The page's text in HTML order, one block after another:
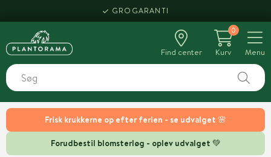
Frisk krukkerne op efter ferien - se udvalget 🌸
Forudbestil blomsterløg - oplev udvalget 💚
GROGARANTI
Find center
0
Kurv
Menu